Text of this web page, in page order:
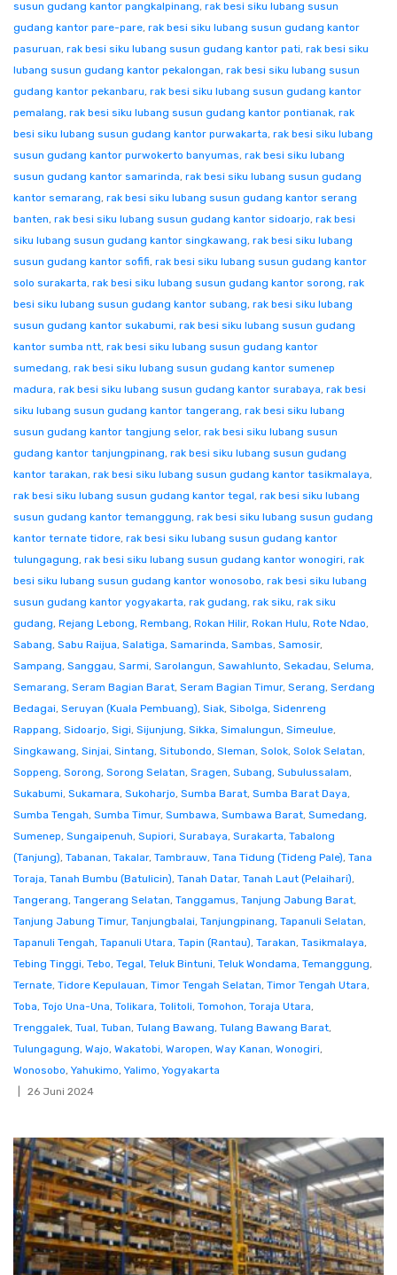
susun gudang kantor pangkalpinang, rak besi siku lubang susun
gudang kantor pare-pare, rak besi siku lubang susun gudang kantor
pasuruan, rak besi siku lubang susun gudang kantor pati, rak besi siku
lubang susun gudang kantor pekalongan, rak besi siku lubang susun
gudang kantor pekanbaru, rak besi siku lubang susun gudang kantor
pemalang, rak besi siku lubang susun gudang kantor pontianak, rak
besi siku lubang susun gudang kantor purwakarta, rak besi siku lubang
susun gudang kantor purwokerto banyumas, rak besi siku lubang
susun gudang kantor samarinda, rak besi siku lubang susun gudang
kantor semarang, rak besi siku lubang susun gudang kantor serang
banten, rak besi siku lubang susun gudang kantor sidoarjo, rak besi
siku lubang susun gudang kantor singkawang, rak besi siku lubang
susun gudang kantor sofifi, rak besi siku lubang susun gudang kantor
solo surakarta, rak besi siku lubang susun gudang kantor sorong, rak
besi siku lubang susun gudang kantor subang, rak besi siku lubang
susun gudang kantor sukabumi, rak besi siku lubang susun gudang
kantor sumba ntt, rak besi siku lubang susun gudang kantor
sumedang, rak besi siku lubang susun gudang kantor sumenep
madura, rak besi siku lubang susun gudang kantor surabaya, rak besi
siku lubang susun gudang kantor tangerang, rak besi siku lubang
susun gudang kantor tangjung selor, rak besi siku lubang susun
gudang kantor tanjungpinang, rak besi siku lubang susun gudang
kantor tarakan, rak besi siku lubang susun gudang kantor tasikmalaya,
rak besi siku lubang susun gudang kantor tegal, rak besi siku lubang
susun gudang kantor temanggung, rak besi siku lubang susun gudang
kantor ternate tidore, rak besi siku lubang susun gudang kantor
tulungagung, rak besi siku lubang susun gudang kantor wonogiri, rak
besi siku lubang susun gudang kantor wonosobo, rak besi siku lubang
susun gudang kantor yogyakarta, rak gudang, rak siku, rak siku
gudang, Rejang Lebong, Rembang, Rokan Hilir, Rokan Hulu, Rote Ndao,
Sabang, Sabu Raijua, Salatiga, Samarinda, Sambas, Samosir,
Sampang, Sanggau, Sarmi, Sarolangun, Sawahlunto, Sekadau, Seluma,
Semarang, Seram Bagian Barat, Seram Bagian Timur, Serang, Serdang
Bedagai, Seruyan (Kuala Pembuang), Siak, Sibolga, Sidenreng
Rappang, Sidoarjo, Sigi, Sijunjung, Sikka, Simalungun, Simeulue,
Singkawang, Sinjai, Sintang, Situbondo, Sleman, Solok, Solok Selatan,
Soppeng, Sorong, Sorong Selatan, Sragen, Subang, Subulussalam,
Sukabumi, Sukamara, Sukoharjo, Sumba Barat, Sumba Barat Daya,
Sumba Tengah, Sumba Timur, Sumbawa, Sumbawa Barat, Sumedang,
Sumenep, Sungaipenuh, Supiori, Surabaya, Surakarta, Tabalong
(Tanjung), Tabanan, Takalar, Tambrauw, Tana Tidung (Tideng Pale), Tana
Toraja, Tanah Bumbu (Batulicin), Tanah Datar, Tanah Laut (Pelaihari),
Tangerang, Tangerang Selatan, Tanggamus, Tanjung Jabung Barat,
Tanjung Jabung Timur, Tanjungbalai, Tanjungpinang, Tapanuli Selatan,
Tapanuli Tengah, Tapanuli Utara, Tapin (Rantau), Tarakan, Tasikmalaya,
Tebing Tinggi, Tebo, Tegal, Teluk Bintuni, Teluk Wondama, Temanggung,
Ternate, Tidore Kepulauan, Timor Tengah Selatan, Timor Tengah Utara,
Toba, Tojo Una-Una, Tolikara, Tolitoli, Tomohon, Toraja Utara,
Trenggalek, Tual, Tuban, Tulang Bawang, Tulang Bawang Barat,
Tulungagung, Wajo, Wakatobi, Waropen, Way Kanan, Wonogiri,
Wonosobo, Yahukimo, Yalimo, Yogyakarta
26 Juni 2024